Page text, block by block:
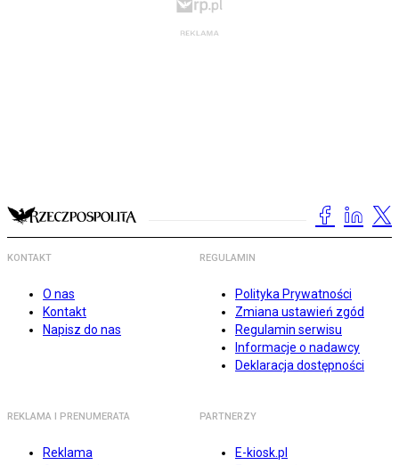
KONTAKT
O nas
Kontakt
Napisz do nas
REGULAMIN
Polityka Prywatności
Zmiana ustawień zgód
Regulamin serwisu
Informacje o nadawcy
Deklaracja dostępności
REKLAMA I PRENUMERATA
Reklama
PARTNERZY
E-kiosk.pl